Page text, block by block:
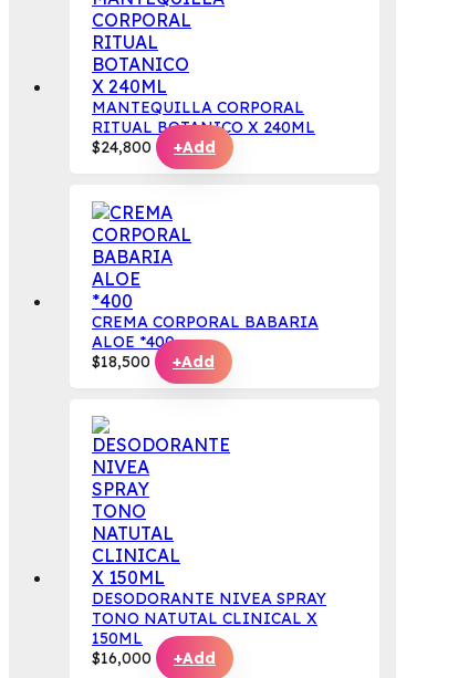
MANTEQUILLA CORPORAL
RITUAL BOTANICO X 240ML
$24,800 +Add
CREMA CORPORAL BABARIA
ALOE *400
$18,500 +Add
DESODORANTE NIVEA SPRAY
TONO NATUTAL CLINICAL X
150ML
$16,000 +Add